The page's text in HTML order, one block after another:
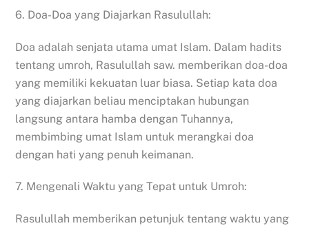
6. Doa-Doa yang Diajarkan Rasulullah:
Doa adalah senjata utama umat Islam. Dalam hadits
tentang umroh, Rasulullah saw. memberikan doa-doa
yang memiliki kekuatan luar biasa. Setiap kata doa
yang diajarkan beliau menciptakan hubungan
langsung antara hamba dengan Tuhannya,
membimbing umat Islam untuk merangkai doa
dengan hati yang penuh keimanan.
7. Mengenali Waktu yang Tepat untuk Umroh:
Rasulullah memberikan petunjuk tentang waktu yang